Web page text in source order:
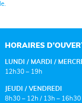
HORAIRES
LUNDI / MARDI /
12h30 – 19h
JEUDI / VENDREDI
8h30 – 12h / 13h – 16h30